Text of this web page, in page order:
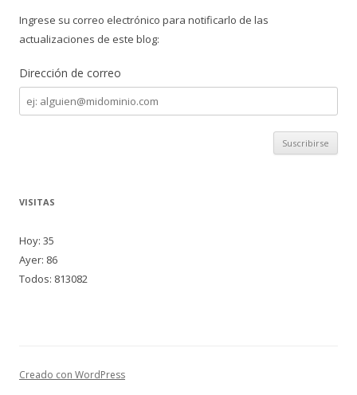
Ingrese su correo electrónico para notificarlo de las
actualizaciones de este blog:
Dirección de correo
Dirección
de
correo
VISITAS
Hoy: 35
Ayer: 86
Todos: 813082
Creado con WordPress